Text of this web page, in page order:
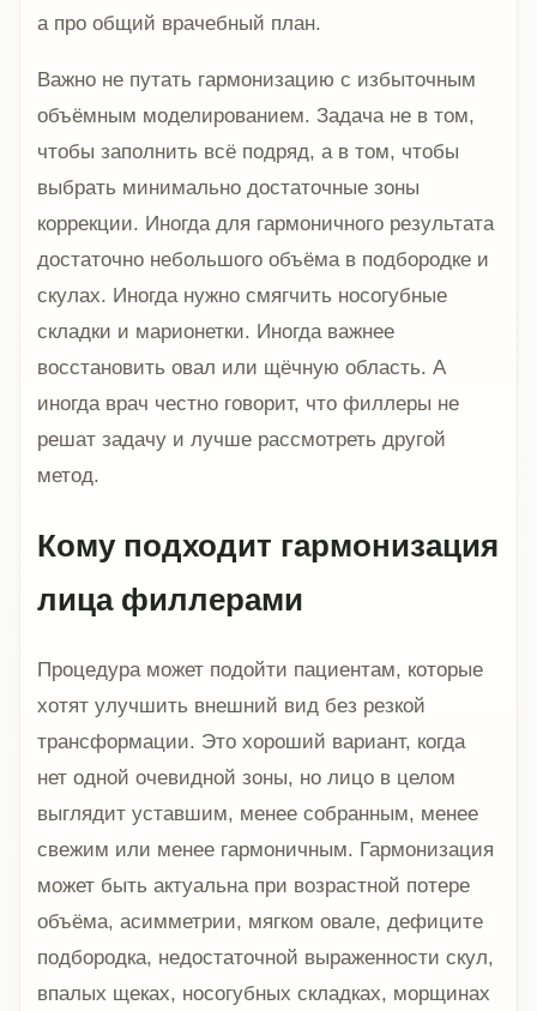
а про общий врачебный план.
Важно не путать гармонизацию с избыточным
объёмным моделированием. Задача не в том,
чтобы заполнить всё подряд, а в том, чтобы
выбрать минимально достаточные зоны
коррекции. Иногда для гармоничного результата
достаточно небольшого объёма в подбородке и
скулах. Иногда нужно смягчить носогубные
складки и марионетки. Иногда важнее
восстановить овал или щёчную область. А
иногда врач честно говорит, что филлеры не
решат задачу и лучше рассмотреть другой
метод.
Кому подходит гармонизация
лица филлерами
Процедура может подойти пациентам, которые
хотят улучшить внешний вид без резкой
трансформации. Это хороший вариант, когда
нет одной очевидной зоны, но лицо в целом
выглядит уставшим, менее собранным, менее
свежим или менее гармоничным. Гармонизация
может быть актуальна при возрастной потере
объёма, асимметрии, мягком овале, дефиците
подбородка, недостаточной выраженности скул,
впалых щеках, носогубных складках, морщинах